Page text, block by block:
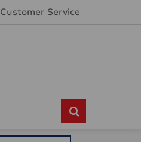
Customer Service